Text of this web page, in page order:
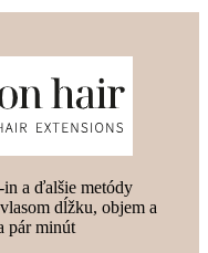
a ďalšie metódy
dĺžku, objem a
pár minút